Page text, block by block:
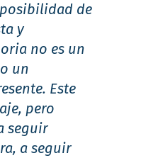
de
y
no es un
un
Este
pero
seguir
a seguir